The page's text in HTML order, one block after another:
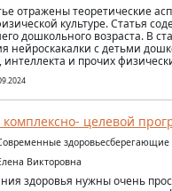
отражены теоретические
культуре. Статья
дошкольного возраста. В
нейроскакалки с детьми
и прочих
целевой
Викторовна
здоровья нужны очень